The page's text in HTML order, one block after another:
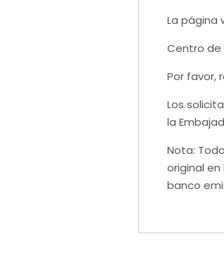
La página
Centro de
Por favor,
Los
la
Nota:
original
banco